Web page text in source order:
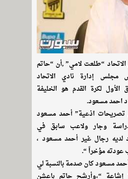
“طلعت لامي” ,أن “حاتم
مجلس إدارة نادي الاتحاد
الأول لكرة القدم هو الخليفة
احمد مسعود.
اذعية” أحمد مسعود
وجار ولاعب سابق في
لديه رجال غير أحمد مسعود ،
عودته مؤخراً “.
مسعود كان صدمة بالنسبة لي
“،وأرشح حاتم باعشن